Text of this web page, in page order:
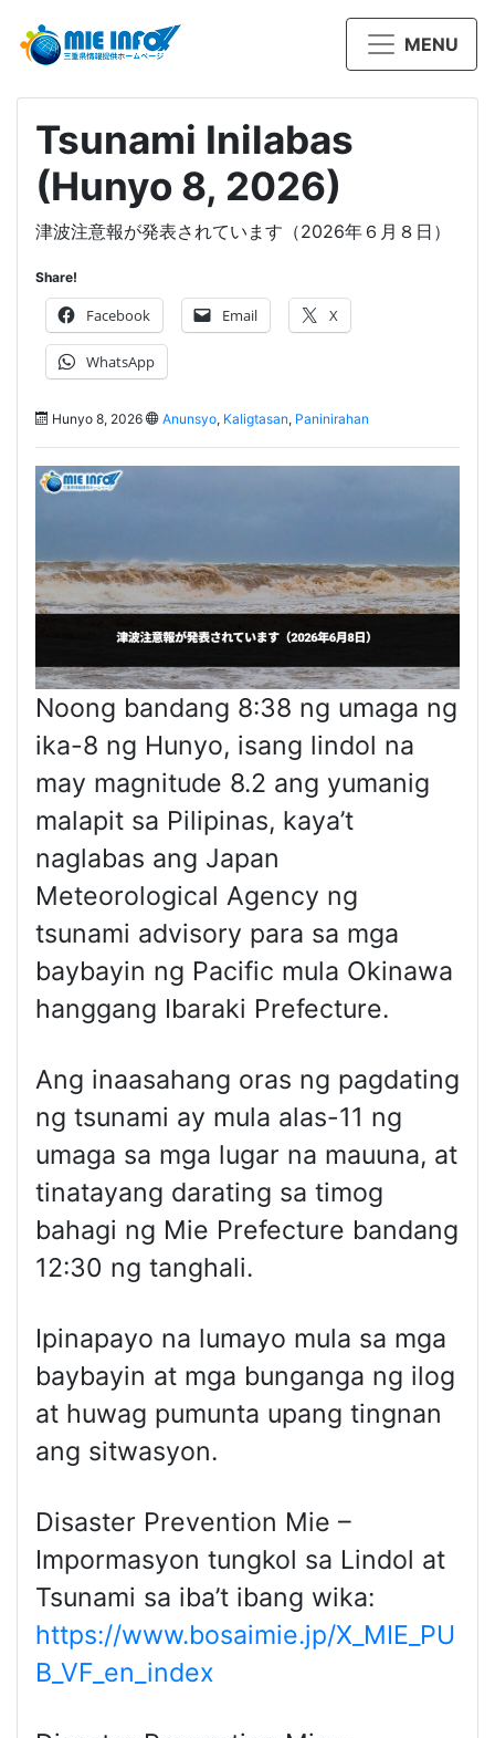
MENU
Tsunami Inilabas
(Hunyo 8, 2026)
津波注意報が発表されています（2026年６月８日）
Share!
Facebook Email X
WhatsApp
Hunyo 8, 2026 Anunsyo, Kaligtasan, Paninirahan
Noong bandang 8:38 ng umaga ng
ika-8 ng Hunyo, isang lindol na
may magnitude 8.2 ang yumanig
malapit sa Pilipinas, kaya’t
naglabas ang Japan
Meteorological Agency ng
tsunami advisory para sa mga
baybayin ng Pacific mula Okinawa
hanggang Ibaraki Prefecture.
Ang inaasahang oras ng pagdating
ng tsunami ay mula alas-11 ng
umaga sa mga lugar na mauuna, at
tinatayang darating sa timog
bahagi ng Mie Prefecture bandang
12:30 ng tanghali.
Ipinapayo na lumayo mula sa mga
baybayin at mga bunganga ng ilog
at huwag pumunta upang tingnan
ang sitwasyon.
Disaster Prevention Mie –
Impormasyon tungkol sa Lindol at
Tsunami sa iba’t ibang wika:
https://www.bosaimie.jp/X_MIE_PU
B_VF_en_index